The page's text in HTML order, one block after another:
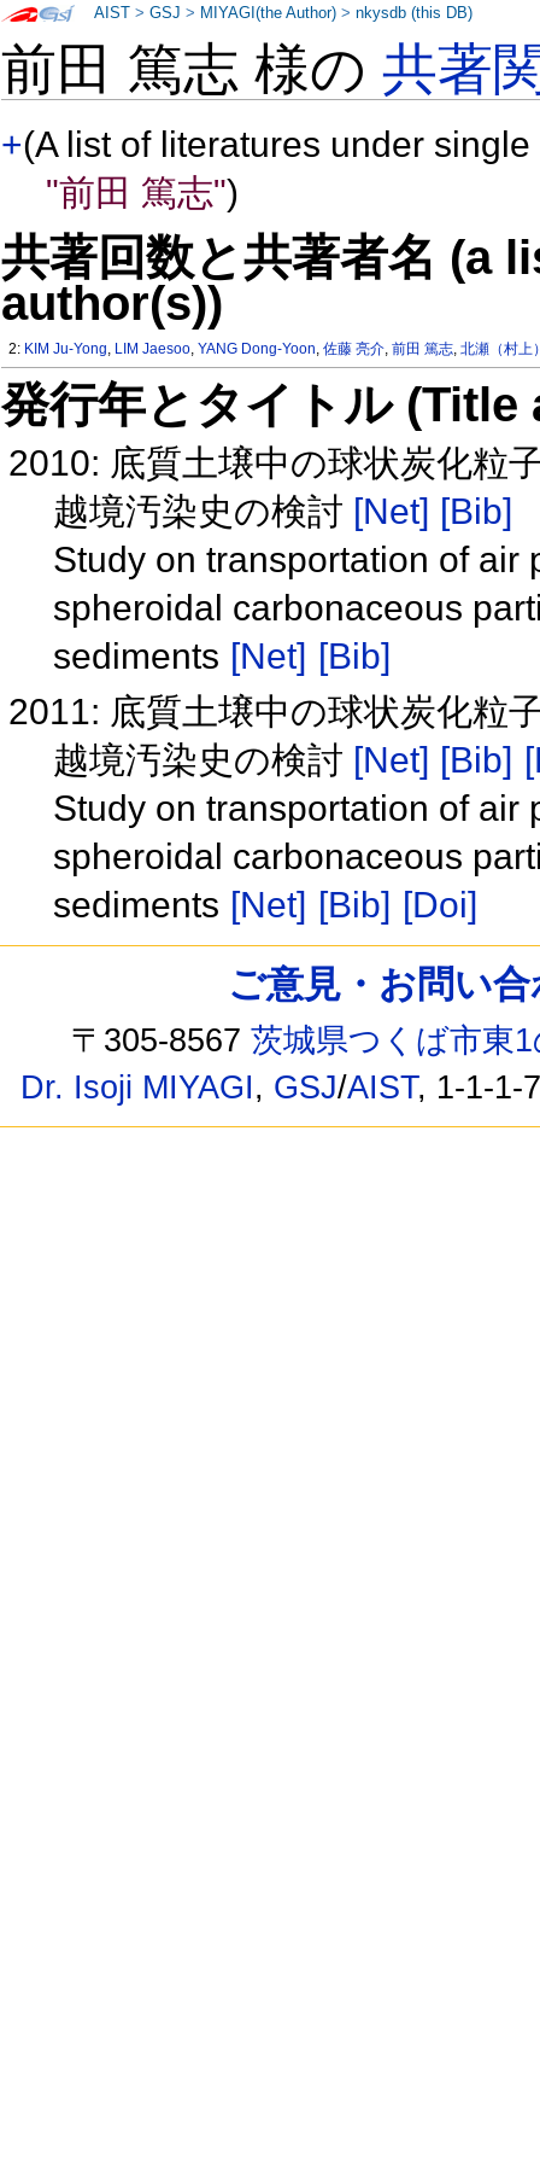
前田 篤志 様の共著
+(A list of literatures under
"前田 篤志")
共著回数と共著者名 (a
author(s))
2: KIM Ju-Yong, LIM Jaesoo,YANG Dong-Yoon,佐藤 亮介,前田 篤志,北瀬（村上
発行年とタイトル
2010: 底質土壌中の球状炭化粒
越境汚染史の検討 [Net] [Bib]
Study on transportation of air
spheroidal carbonaceous
sediments [Net] [Bib]
2011: 底質土壌中の球状炭化粒
越境汚染史の検討 [Net] [Bib]
Study on transportation of air
spheroidal carbonaceous
sediments [Net] [Bib] [Doi]
AIST >GSJ > MIYAGI(the Author) >nkysdb (this DB)
ご意見・お問い
〒305-8567茨城県つくば市東
Dr. Isoji MIYAGI, GSJ/AIST, 1-1-1-